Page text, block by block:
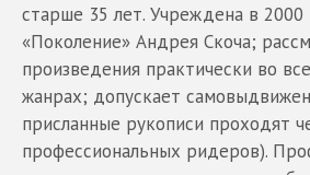
старше 35 лет. Учреждена в
«Поколение» Андрея Скоча;
произведения практически во
жанрах; допускает
присланные рукописи проходят
профессиональных ридеров).